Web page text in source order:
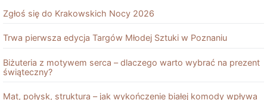
Zgłoś się do Krakowskich Nocy 2026
Trwa pierwsza edycja Targów Młodej Sztuki w Poznaniu
Biżuteria z motywem serca – dlaczego warto wybrać na prezent
świąteczny?
Mat, połysk, struktura – jak wykończenie białej komody wpływa